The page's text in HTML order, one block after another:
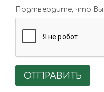
Подтвердите, что
ОТПРАВИТЬ